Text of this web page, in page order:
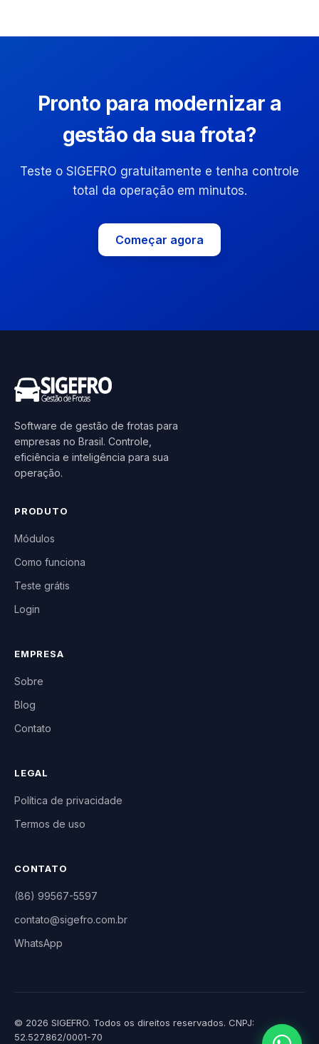
Pronto para modernizar a
gestão da sua frota?
Teste o SIGEFRO gratuitamente e tenha controle
total da operação em minutos.
Começar agora
Software de gestão de frotas para
empresas no Brasil. Controle,
eficiência e inteligência para sua
operação.
PRODUTO
Módulos
Como funciona
Teste grátis
Login
EMPRESA
Sobre
Blog
Contato
LEGAL
Política de privacidade
Termos de uso
CONTATO
(86) 99567-5597
contato@sigefro.com.br
WhatsApp
© 2026 SIGEFRO. Todos os direitos reservados. CNPJ:
52.527.862/0001-70